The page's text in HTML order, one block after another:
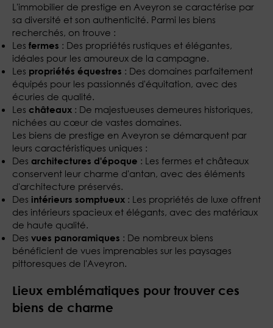
L'immobilier de prestige en Aveyron se caractérise par
sa diversité et son authenticité. Parmi les biens
recherchés, on trouve :
Les fermes : Des propriétés rustiques et élégantes,
idéales pour les amoureux de la campagne.
Les propriétés équestres : Des domaines parfaitement
équipés pour les passionnés d'équitation, avec des
écuries de qualité.
Les châteaux : De majestueuses demeures historiques,
nichées au cœur de vastes domaines.
Les biens de prestige en Aveyron se démarquent par
leurs caractéristiques uniques :
Des architectures d'époque : Les fermes et châteaux
conservent leur charme d'antan, avec des éléments
d'architecture préservés.
Des intérieurs somptueux : Les propriétés de luxe offrent
des intérieurs spacieux et élégants, avec des matériaux
de haute qualité.
Des vues panoramiques : De nombreux biens
bénéficient de vues imprenables sur les paysages
pittoresques de l'Aveyron.
Lieux emblématiques pour trouver ces
biens de charme